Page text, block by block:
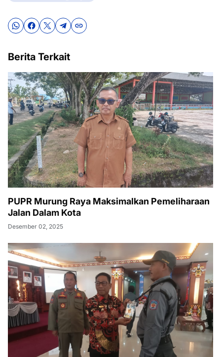
Berita Terkait
PUPR Murung Raya Maksimalkan Pemeliharaan
Jalan Dalam Kota
Desember 02, 2025